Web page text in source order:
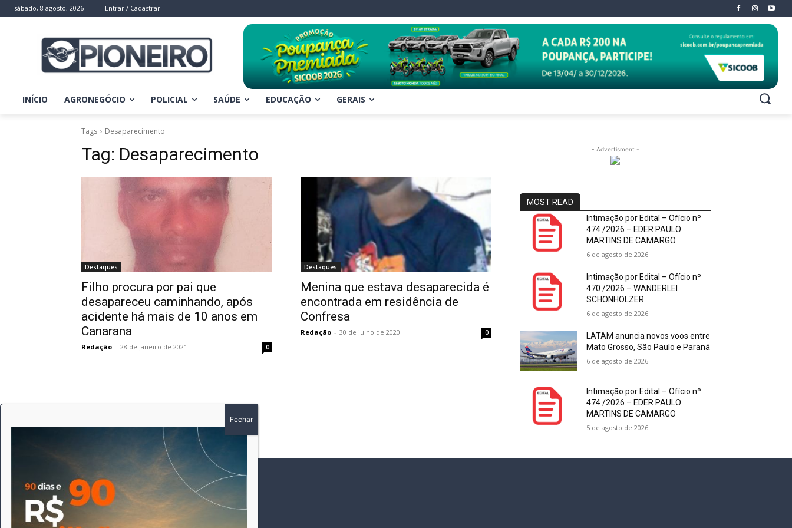
sábado, 8 agosto, 2026 Entrar / Cadastrar
INÍCIO AGRONEGÓCIO POLICIAL SAÚDE EDUCAÇÃO GERAIS
Tags Desaparecimento
Tag: Desaparecimento
Destaques
Filho procura por pai que
desapareceu caminhando, após
acidente há mais de 10 anos em
Canarana
Redação - 28 de janeiro de 2021 0
Destaques
Menina que estava desaparecida é
encontrada em residência de
Confresa
Redação - 30 de julho de 2020 0
- Advertisment -
MOST READ
Intimação por Edital – Ofício nº
474 /2026 – EDER PAULO
MARTINS DE CAMARGO
6 de agosto de 2026
Intimação por Edital – Ofício nº
470 /2026 – WANDERLEI
SCHONHOLZER
6 de agosto de 2026
LATAM anuncia novos voos entre
Mato Grosso, São Paulo e Paraná
6 de agosto de 2026
Intimação por Edital – Ofício nº
474 /2026 – EDER PAULO
MARTINS DE CAMARGO
5 de agosto de 2026
SOBRE